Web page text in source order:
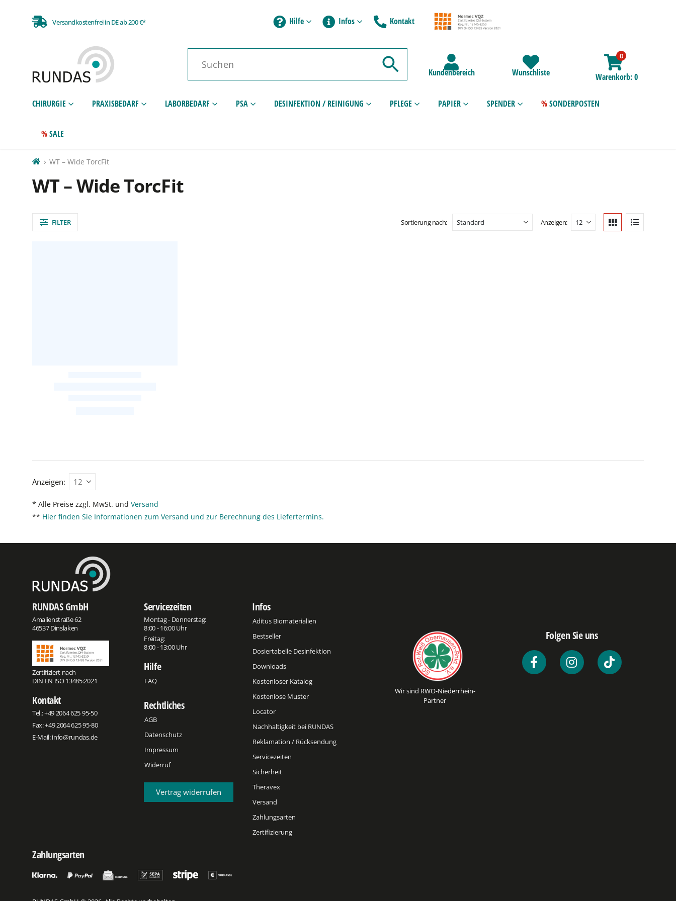
Versandkostenfrei in DE ab 200 €* Hilfe Infos Kontakt
Kundenbereich Wunschliste
0
Warenkorb 0
CHIRURGIE PRAXISBEDARF LABORBEDARF PSA DESINFEKTION / REINIGUNG PFLEGE PAPIER SPENDER SONDERPOSTEN
SALE
WT – Wide TorcFit
WT – Wide TorcFit
FILTER Sortierung nach: Anzeigen:
Anzeigen:
* Alle Preise zzgl. MwSt. und Versand
** Hier finden Sie Informationen zum Versand und zur Berechnung des Liefertermins.
RUNDAS GmbH
Amalienstraße 62
46537 Dinslaken
Zertifiziert nach
DIN EN ISO 13485:2021
Kontakt
Tel.:+49 2064 625 95-50
Fax: +49 2064 625 95-80
E-Mail:info@rundas.de
Servicezeiten
Montag - Donnerstag:
8:00 - 16:00 Uhr
Freitag:
8:00 - 13:00 Uhr
Hilfe
FAQ
Rechtliches
AGB
Datenschutz
Impressum
Widerruf
Vertrag widerrufen
Infos
Aditus Biomaterialien
Bestseller
Dosiertabelle Desinfektion
Downloads
Kostenloser Katalog
Kostenlose Muster
Locator
Nachhaltigkeit bei RUNDAS
Reklamation / Rücksendung
Servicezeiten
Sicherheit
Theravex
Versand
Zahlungsarten
Zertifizierung
Wir sind RWO-Niederrhein-
Partner
Folgen Sie uns
Zahlungsarten